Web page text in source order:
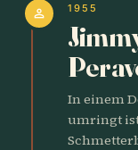
person 1955
In einem
umringt